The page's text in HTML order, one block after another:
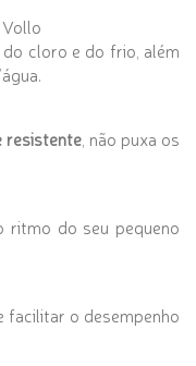
cloro e do frio, além
resistente , não puxa os
ritmo do seu pequeno
facilitar o desempenho